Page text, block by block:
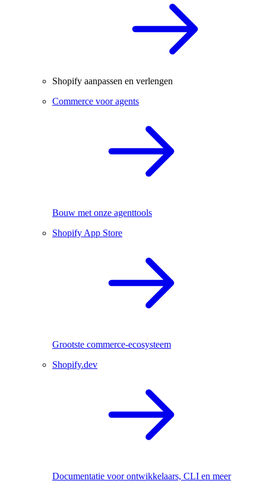
Shopify aanpassen en verlengen
Commerce voor agents
Bouw met onze agenttools
Shopify App Store
Grootste commerce-ecosysteem
Shopify.dev
Documentatie voor ontwikkelaars, CLI en meer